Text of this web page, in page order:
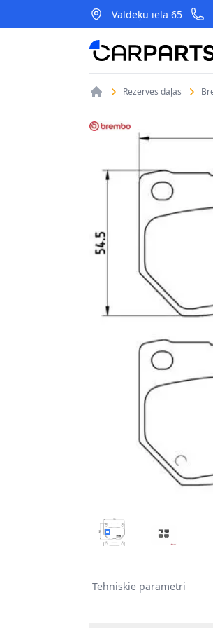
Valdeķu iela 65
CarParts
Rezerves daļas
BREMŽU UZLIKU
BREMŽU
Tehniskie parametri